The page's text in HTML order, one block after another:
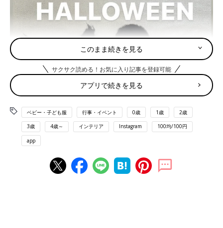
このまま続きを見る
サクサク読める！お気に入り記事を登録可能
アプリで続きを見る
ベビー・子ども服 行事・イベント 0歳 1歳 2歳
3歳 4歳～ インテリア Instagram 100均/100円
app